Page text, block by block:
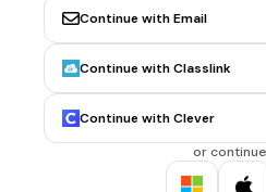
ข้อใดคือเครื่องมือในการวางแผนพัฒน
เฟสที่จะทำ
การ์ดคัมบัง
MULTIPLE CHOICE QUESTION
ข้อใดคือเฟสทั้งหมดของการ์ดคัมบัง
เฟสที่จะทำ , เฟสที่กำลังทำ , เฟส
Continue with Email
Continue with Classlink
Continue with Clever
or